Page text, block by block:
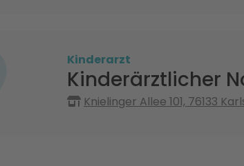
Kinderarzt
Kinderärztlicher
Knielinger Allee 101, 76133